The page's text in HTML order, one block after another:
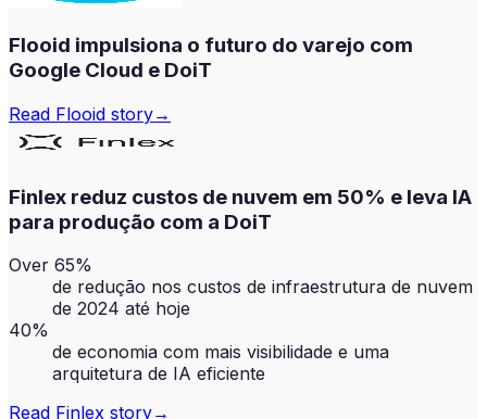
Flooid impulsiona o futuro do varejo com
Google Cloud e DoiT
Read Flooid story→
Finlex reduz custos de nuvem em 50% e leva IA
para produção com a DoiT
Over 65%
de redução nos custos de infraestrutura de nuvem
de 2024 até hoje
40%
de economia com mais visibilidade e uma
arquitetura de IA eficiente
Read Finlex story→